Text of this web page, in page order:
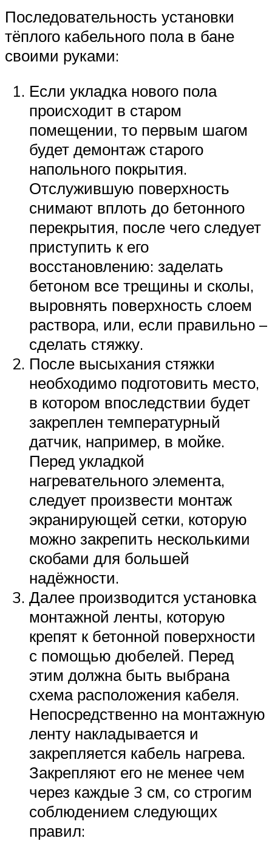
Последовательность установки
тёплого кабельного пола в бане
своими руками:
Если укладка нового пола
происходит в старом
помещении, то первым шагом
будет демонтаж старого
напольного покрытия.
Отслужившую поверхность
снимают вплоть до бетонного
перекрытия, после чего следует
приступить к его
восстановлению: заделать
бетоном все трещины и сколы,
выровнять поверхность слоем
раствора, или, если правильно –
сделать стяжку.
После высыхания стяжки
необходимо подготовить место,
в котором впоследствии будет
закреплен температурный
датчик, например, в мойке.
Перед укладкой
нагревательного элемента,
следует произвести монтаж
экранирующей сетки, которую
можно закрепить несколькими
скобами для большей
надёжности.
Далее производится установка
монтажной ленты, которую
крепят к бетонной поверхности
с помощью дюбелей. Перед
этим должна быть выбрана
схема расположения кабеля.
Непосредственно на монтажную
ленту накладывается и
закрепляется кабель нагрева.
Закрепляют его не менее чем
через каждые 3 см, со строгим
соблюдением следующих
правил: